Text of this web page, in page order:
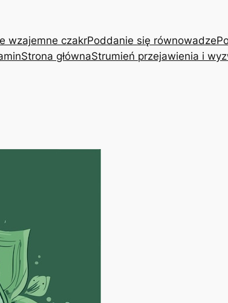
wzajemne czakrPoddanie się równowadze
Strona głównaStrumień przejawienia i